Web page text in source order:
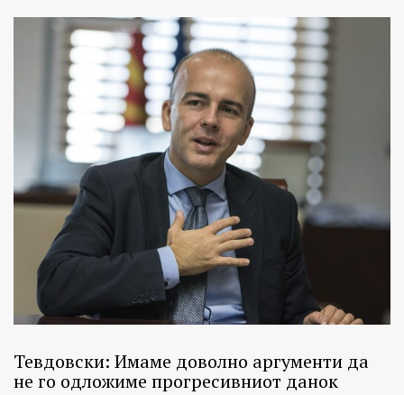
Тевдовски: Имаме доволно аргументи да
не го одложиме прогресивниот данок